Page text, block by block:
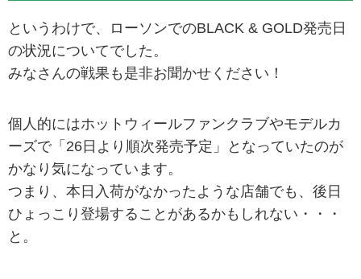
というわけで、ローソンでのBLACK & GOLD発売日
の状況についてでした。
みなさんの戦果も是非お聞かせください！
個人的にはホットウィールファンクラブやモデルカ
ーズで「26日より順次発売予定」となっていたのが
かなり気になっています。
つまり、本日入荷がなかったような店舗でも、後日
ひょっこり登場することがあるかもしれない・・・
と。